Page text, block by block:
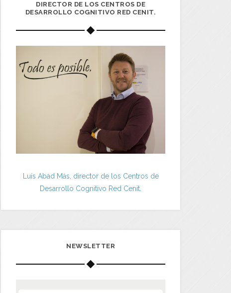
DIRECTOR DE LOS CENTROS DE
DESARROLLO COGNITIVO RED CENIT.
Luis Abad Más, director de los Centros de
Desarrollo Cognitivo Red Cenit.
NEWSLETTER